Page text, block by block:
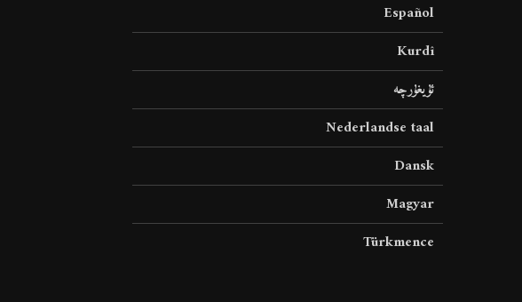
Español
Kurdî
ئۇيغۇرچە
Nederlandse taal
Dansk
Magyar
Türkmence